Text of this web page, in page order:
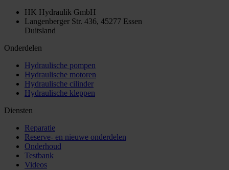
HK Hydraulik GmbH
Langenberger Str. 436, 45277 Essen
Duitsland
Onderdelen
Hydraulische pompen
Hydraulische motoren
Hydraulische cilinder
Hydraulische kleppen
Diensten
Reparatie
Reserve- en nieuwe onderdelen
Onderhoud
Testbank
Videos